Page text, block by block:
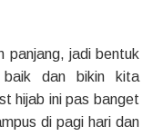
panjang, jadi bentuk
baik dan bikin kita
hijab ini pas banget
di pagi hari dan